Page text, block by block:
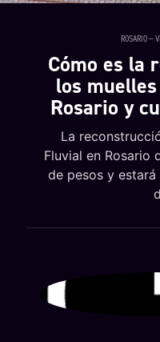
ROSARIO —
Cómo es la
los
Rosario y
La
Fluvial en Rosario
de pesos y